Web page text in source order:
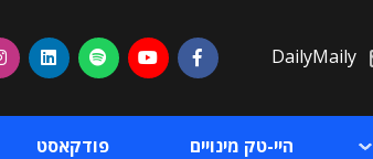
DailyMaily
היי-טק מינויים פודקאסט